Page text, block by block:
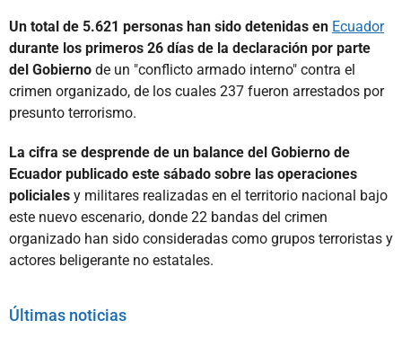
Un total de 5.621 personas han sido detenidas en Ecuador
durante los primeros 26 días de la declaración por parte
del Gobierno de un "conflicto armado interno" contra el
crimen organizado, de los cuales 237 fueron arrestados por
presunto terrorismo.
La cifra se desprende de un balance del Gobierno de
Ecuador publicado este sábado sobre las operaciones
policiales y militares realizadas en el territorio nacional bajo
este nuevo escenario, donde 22 bandas del crimen
organizado han sido consideradas como grupos terroristas y
actores beligerante no estatales.
Últimas noticias